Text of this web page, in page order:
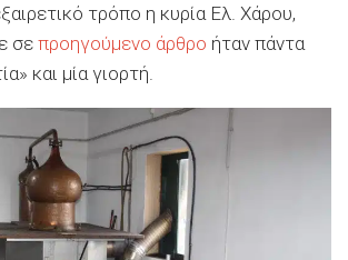
τρόπο η κυρία Ελ. Χάρου,
σε προηγούμενο άρθρο ήταν πάντα
και μία γιορτή.